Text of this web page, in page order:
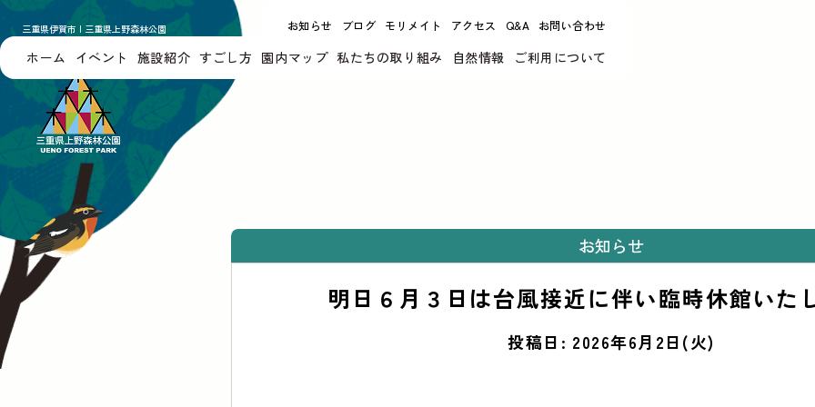
三重県伊賀市 | 三重県上野森林公園
お知らせ ブログ モリメイト アクセス Q&A お問い合わせ
ホーム イベント 施設紹介 すごし方 園内マップ 私たちの取り組み 自然情報 ご利用について
お知らせ
明日６月３日は台風接近に伴い臨時休館いた
投稿日: 2026年6月2日(火)